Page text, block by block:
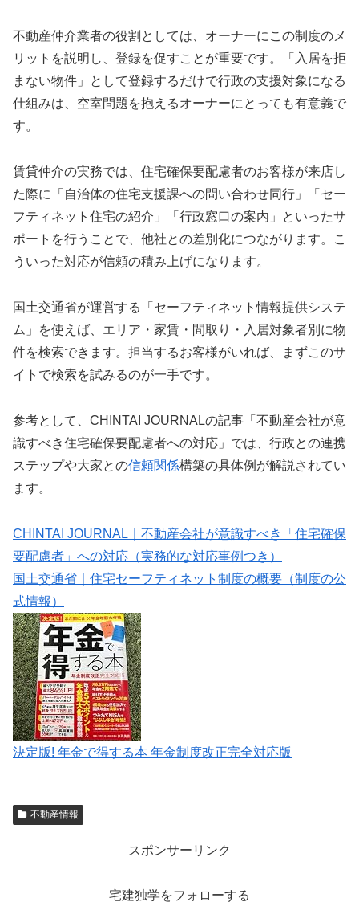
不動産仲介業者の役割としては、オーナーにこの制度のメ
リットを説明し、登録を促すことが重要です。「入居を拒
まない物件」として登録するだけで行政の支援対象になる
仕組みは、空室問題を抱えるオーナーにとっても有意義で
す。
賃貸仲介の実務では、住宅確保要配慮者のお客様が来店し
た際に「自治体の住宅支援課への問い合わせ同行」「セー
フティネット住宅の紹介」「行政窓口の案内」といったサ
ポートを行うことで、他社との差別化につながります。こ
ういった対応が信頼の積み上げになります。
国土交通省が運営する「セーフティネット情報提供システ
ム」を使えば、エリア・家賃・間取り・入居対象者別に物
件を検索できます。担当するお客様がいれば、まずこのサ
イトで検索を試みるのが一手です。
参考として、CHINTAI JOURNALの記事「不動産会社が意
識すべき住宅確保要配慮者への対応」では、行政との連携
ステップや大家との信頼関係構築の具体例が解説されてい
ます。
CHINTAI JOURNAL｜不動産会社が意識すべき「住宅確保
要配慮者」への対応（実務的な対応事例つき）
国土交通省｜住宅セーフティネット制度の概要（制度の公
式情報）
決定版! 年金で得する本 年金制度改正完全対応版
不動産情報
スポンサーリンク
宅建独学をフォローする